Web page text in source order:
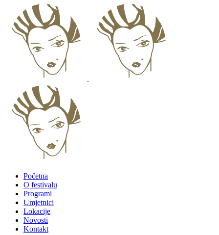
Početna
O festivalu
Programi
Umjetnici
Lokacije
Novosti
Kontakt